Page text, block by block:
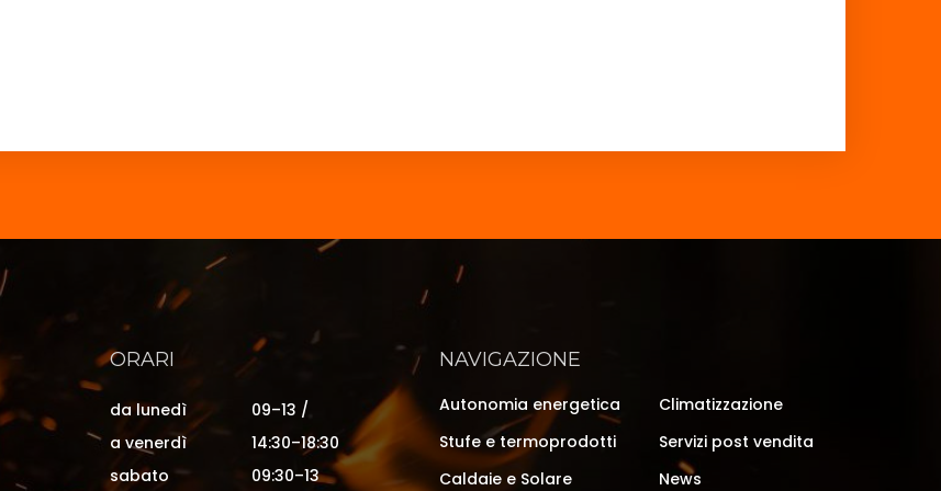
ORARI
da lunedì
a venerdì
09–13 /
14:30–18:30
sabato
09:30–13
NAVIGAZIONE
Autonomia energetica
Stufe e termoprodotti
Caldaie e Solare
Climatizzazione
Servizi post vendita
News